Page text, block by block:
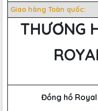
Giao hàng Toàn quốc:
THƯƠNG
Đồng hồ